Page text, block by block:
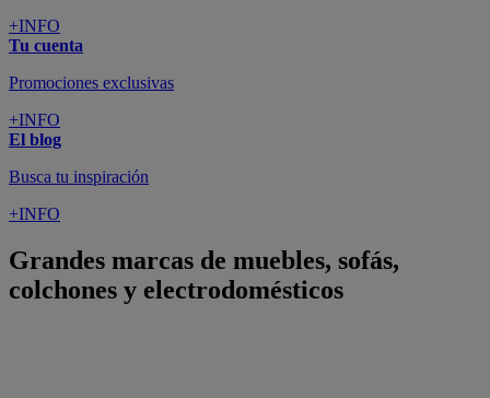
+INFO
Tu cuenta
Promociones exclusivas
+INFO
El blog
Busca tu inspiración
+INFO
Grandes marcas de muebles, sofás,
colchones y electrodomésticos